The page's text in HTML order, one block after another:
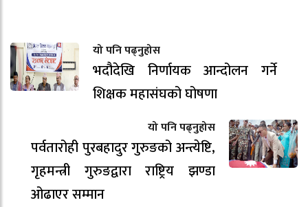
यो पनि पढ्नुहोस
भदौदेखि निर्णायक आन्दोलन गर्ने
शिक्षक महासंघको घोषणा
यो पनि पढ्नुहोस
पर्वतारोही पुरबहादुर गुरुङको अन्त्येष्टि,
गृहमन्त्री गुरुङद्वारा राष्ट्रिय झण्डा
ओढाएर सम्मान